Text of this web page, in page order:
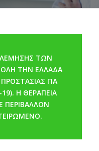
ΤΩΝ
ΟΛΗ ΤΗΝ ΕΛΛΑΔΑ
ΓΙΑ
Η ΘΕΡΑΠΕΙΑ
ΠΕΡΙΒΑΛΛΟΝ